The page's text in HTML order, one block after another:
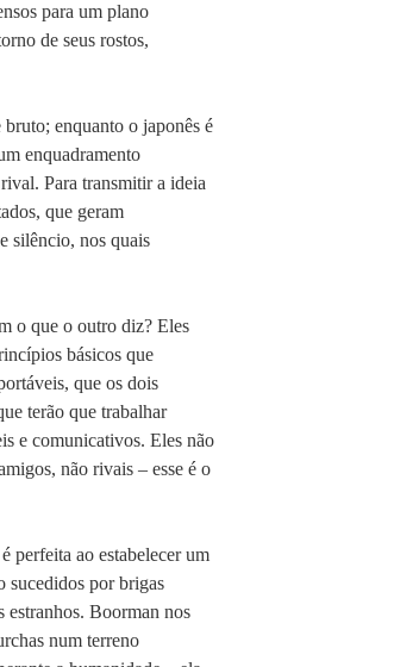
para um plano
de seus rostos,
enquanto o japonês é
enquadramento
Para transmitir a ideia
que geram
silêncio, nos quais
o que o outro diz? Eles
básicos que
que os dois
terão que trabalhar
e comunicativos. Eles não
não rivais – esse é o
perfeita ao estabelecer um
sucedidos por brigas
estranhos. Boorman nos
num terreno